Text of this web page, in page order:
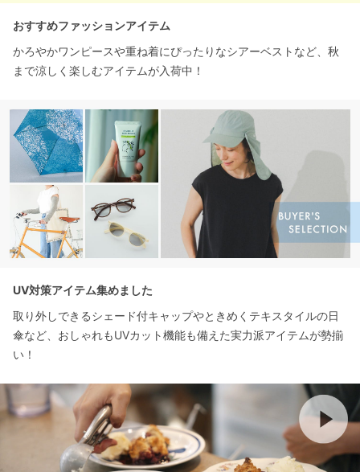
おすすめファッションアイテム
かろやかワンピースや重ね着にぴったりなシアーベストなど、秋
まで涼しく楽しむアイテムが入荷中！
UV対策アイテム集めました
取り外しできるシェード付キャップやときめくテキスタイルの日
傘など、おしゃれもUVカット機能も備えた実力派アイテムが勢揃
い！